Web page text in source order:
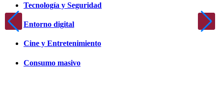
Tecnología y Seguridad
Entorno digital
Cine y Entretenimiento
Consumo masivo